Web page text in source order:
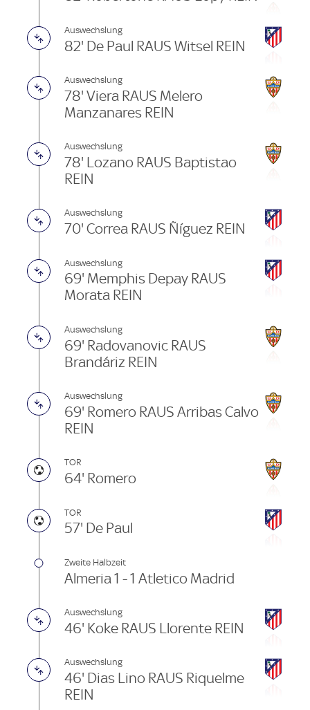
Auswechslung
82' De Paul RAUS Witsel REIN
Auswechslung
78' Viera RAUS Melero
Manzanares REIN
Auswechslung
78' Lozano RAUS Baptistao
REIN
Auswechslung
70' Correa RAUS Ñíguez REIN
Auswechslung
69' Memphis Depay RAUS
Morata REIN
Auswechslung
69' Radovanovic RAUS
Brandáriz REIN
Auswechslung
69' Romero RAUS Arribas Calvo
REIN
TOR
64' Romero
TOR
57' De Paul
Zweite Halbzeit
Almeria 1 - 1 Atletico Madrid
Auswechslung
46' Koke RAUS Llorente REIN
Auswechslung
46' Dias Lino RAUS Riquelme
REIN